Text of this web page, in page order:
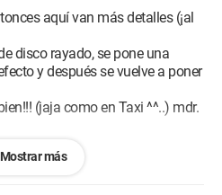
aquí van más detalles (¡al
disco rayado, se pone una
y después se vuelve a poner
(jaja como en Taxi ^^..) mdr.
Mostrar más